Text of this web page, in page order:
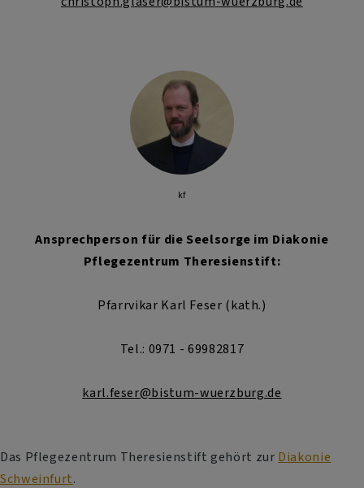
kf
Ansprechperson für die Seelsorge im Diakonie
Pflegezentrum Theresienstift:
Pfarrvikar Karl Feser (kath.)
Tel.: 0971 - 69982817
karl.feser@bistum-wuerzburg.de
Das Pflegezentrum Theresienstift gehört zur Diakonie
Schweinfurt.